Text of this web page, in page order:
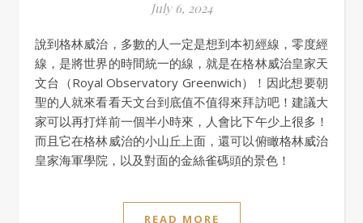
July 6, 2024
說到格林威治，多數的人一定是想到本初經線，零度經
線，是將世界的時間統一的線，就是在格林威治皇家天
文台（Royal Observatory Greenwich）！因此想要朝
聖的人就來看看天文台到底值不值得來拜訪吧！建議大
家可以再打烊前一個半小時來，人會比下午少上很多！
而且它在格林威治的小山丘上面，還可以俯瞰格林威治
皇家海軍學院，以及對面的金絲雀碼頭的景色！
READ MORE